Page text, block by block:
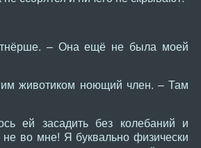
– Она ещё не была моей
животиком ноющий член. – Там
ей засадить без колебаний и
во мне! Я буквально физически